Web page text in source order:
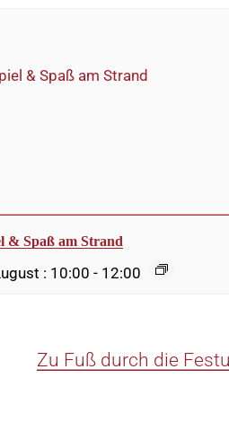
& Spaß am Strand
: 10:00 - 12:00
Zu Fuß durch die